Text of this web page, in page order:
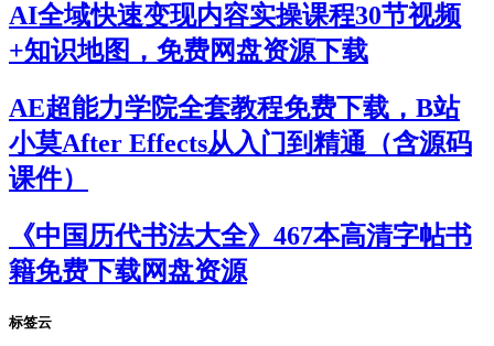
AI全域快速变现内容实操课程30节视频
+知识地图，免费网盘资源下载
AE超能力学院全套教程免费下载，B站
小莫After Effects从入门到精通（含源码
课件）
《中国历代书法大全》467本高清字帖书
籍免费下载网盘资源
标签云